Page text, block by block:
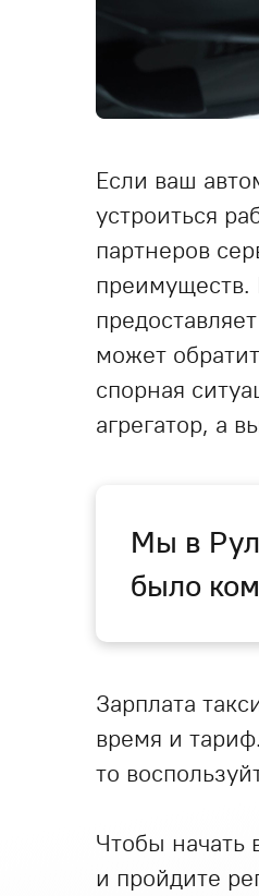
Если ваш
устроиться
партнеров
может
спорная
агрегатор, а
Мы в
было
Зарплата
время и
то
Чтобы начать
и пройдите